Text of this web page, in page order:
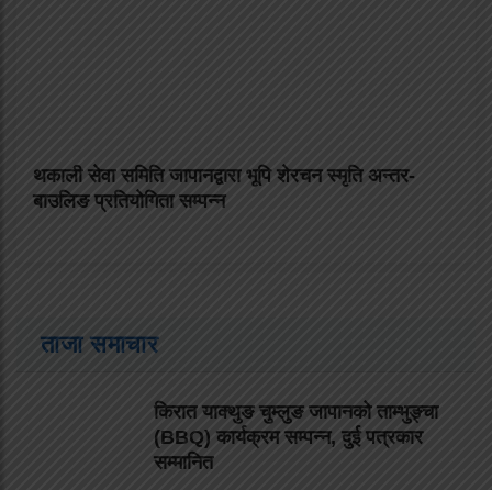
थकाली सेवा समिति जापानद्वारा भूपि शेरचन स्मृति अन्तर-
बाउलिङ प्रतियोगिता सम्पन्न
ताजा समाचार
किरात याक्थुङ चुम्लुङ जापानको ताम्भुङ्चा
(BBQ) कार्यक्रम सम्पन्न, दुई पत्रकार
सम्मानित